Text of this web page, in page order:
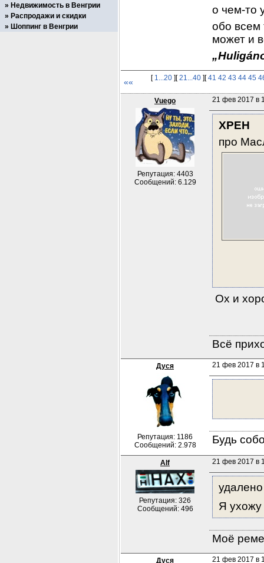
о чем-то
обо всем
может и
«« [ 1...20][21...40][41 42 43 44 45
Vuego
Репутация: 4403
Сообщений: 6.129
21 фев 2017 в
XPEH
про
Ох и
Всё
Дуся
Репутация: 1186
Сообщений: 2.978
21 фев 2017 в
Будь
Alf
Репутация: 326
Сообщений: 496
21 фев 2017 в
Я ухожу
Моё
Дуся 21 фев 2017 в
Недвижимость в Венгрии
Распродажи и скидки
Шоппинг в Венгрии